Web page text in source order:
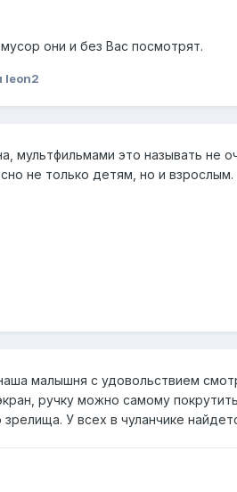
они и без Вас посмотрят.
leon2
мультфильмами это называть не
не только детям, но и взрослым.
малышня с удовольствием
ручку можно самому
У всех в чуланчике